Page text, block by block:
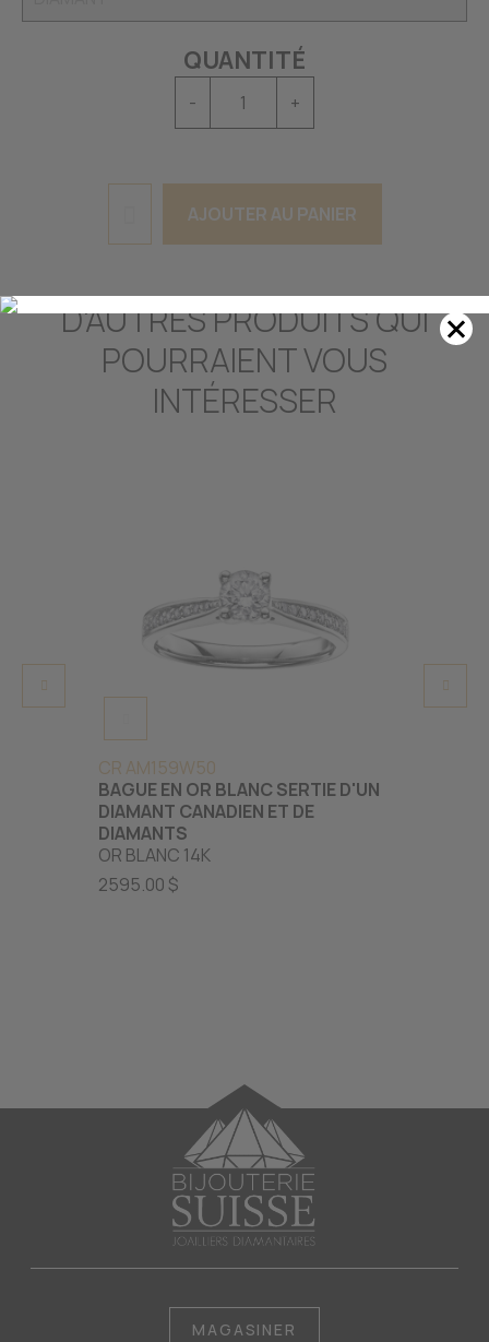
QUANTITÉ
- +
AJOUTER AU PANIER
D'AUTRES PRODUITS QUI
POURRAIENT VOUS
INTÉRESSER
CR AM159W50
BAGUE EN OR BLANC SERTIE D'UN
DIAMANT CANADIEN ET DE
DIAMANTS
OR BLANC 14K
2595.00 $
MAGASINER